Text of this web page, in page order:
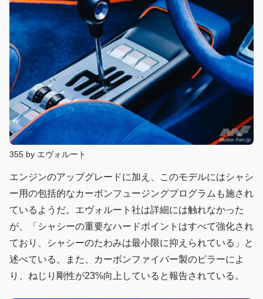
355 by エヴォルート
エンジンのアップグレードに加え、このモデルにはシャシ
ー用の包括的なカーボンフュージングプログラムも施され
ているようだ。エヴォルート社は詳細には触れなかった
が、「シャシーの重要なハードポイントはすべて強化され
ており、シャシーのたわみは最小限に抑えられている」と
述べている。また、カーボンファイバー製のピラーによ
り、ねじり剛性が23%向上していると報告されている。